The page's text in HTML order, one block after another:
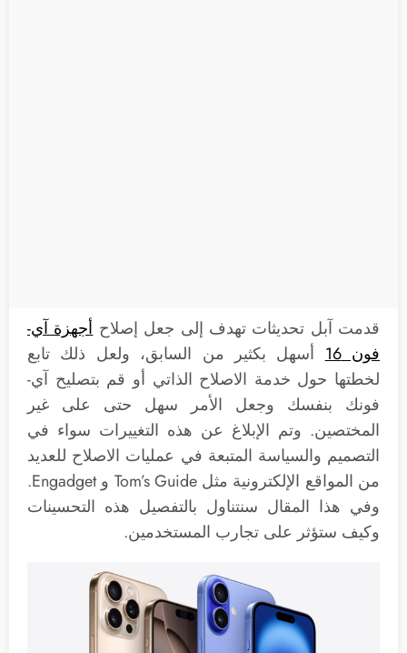
قدمت آبل تحديثات تهدف إلى جعل إصلاح أجهزة آي-
فون 16
أسهل بكثير من السابق، ولعل ذلك تابع
لخطتها حول خدمة الاصلاح الذاتي أو قم بتصليح آي-
فونك بنفسك وجعل الأمر سهل حتى على غير
المختصين. وتم الإبلاغ عن هذه التغييرات سواء في
التصميم والسياسة المتبعة في عمليات الاصلاح للعديد
من المواقع الإلكترونية مثل Tom’s Guide و Engadget.
وفي هذا المقال سنتناول بالتفصيل هذه التحسينات
وكيف ستؤثر على تجارب المستخدمين.